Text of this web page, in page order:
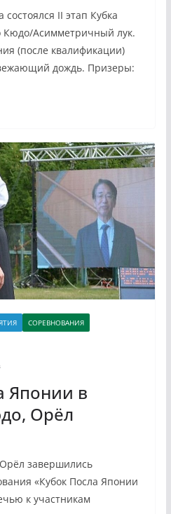
состоялся II этап Кубка
Кюдо/Асимметричный лук.
(после квалификации)
дождь. Призеры:
СОРЕВНОВАНИЯ
Японии в
Орёл
завершились
«Кубок Посла Японии
к участникам